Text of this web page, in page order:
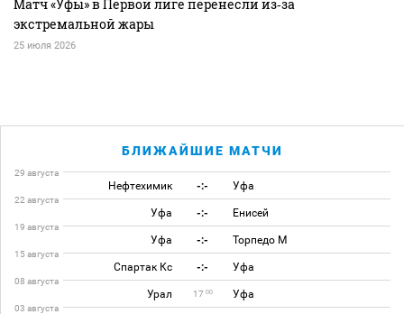
Матч «Уфы» в Первой лиге перенесли из‑за
экстремальной жары
25 июля 2026
БЛИЖАЙШИЕ МАТЧИ
29 августа
Нефтехимик -:- Уфа
22 августа
Уфа -:- Енисей
19 августа
Уфа -:- Торпедо М
15 августа
Спартак Кс -:- Уфа
08 августа
Урал 17 00 Уфа
03 августа